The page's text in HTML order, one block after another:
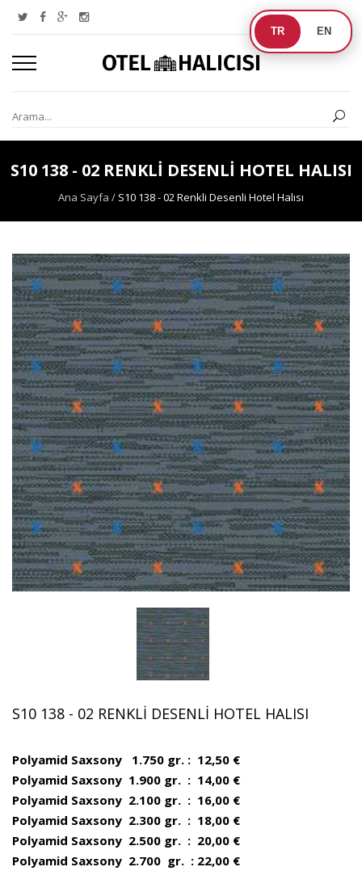
TR EN
S10 138 - 02 RENKLI DESENLI HOTEL HALISI
Ana Sayfa / S10 138 - 02 Renkli Desenli Hotel Halısı
S10 138 - 02 RENKLI DESENLI HOTEL HALISI
Polyamid Saxsony 1.750 gr. : 12,50 €
Polyamid Saxsony 1.900 gr. : 14,00 €
Polyamid Saxsony 2.100 gr. : 16,00 €
Polyamid Saxsony 2.300 gr. : 18,00 €
Polyamid Saxsony 2.500 gr. : 20,00 €
Polyamid Saxsony 2.700 gr. : 22,00 €